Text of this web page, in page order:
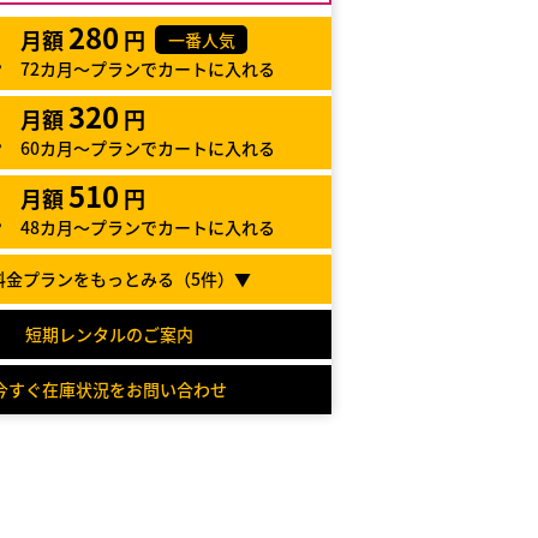
月額 280 円
一番人気
72カ月～プランでカートに入れる
月額320 円
60カ月～プランでカートに入れる
月額510 円
48カ月～プランでカートに入れる
プランをもっとみる（5件）▼
短期レンタルのご案内
すぐ在庫状況をお問い合わせ